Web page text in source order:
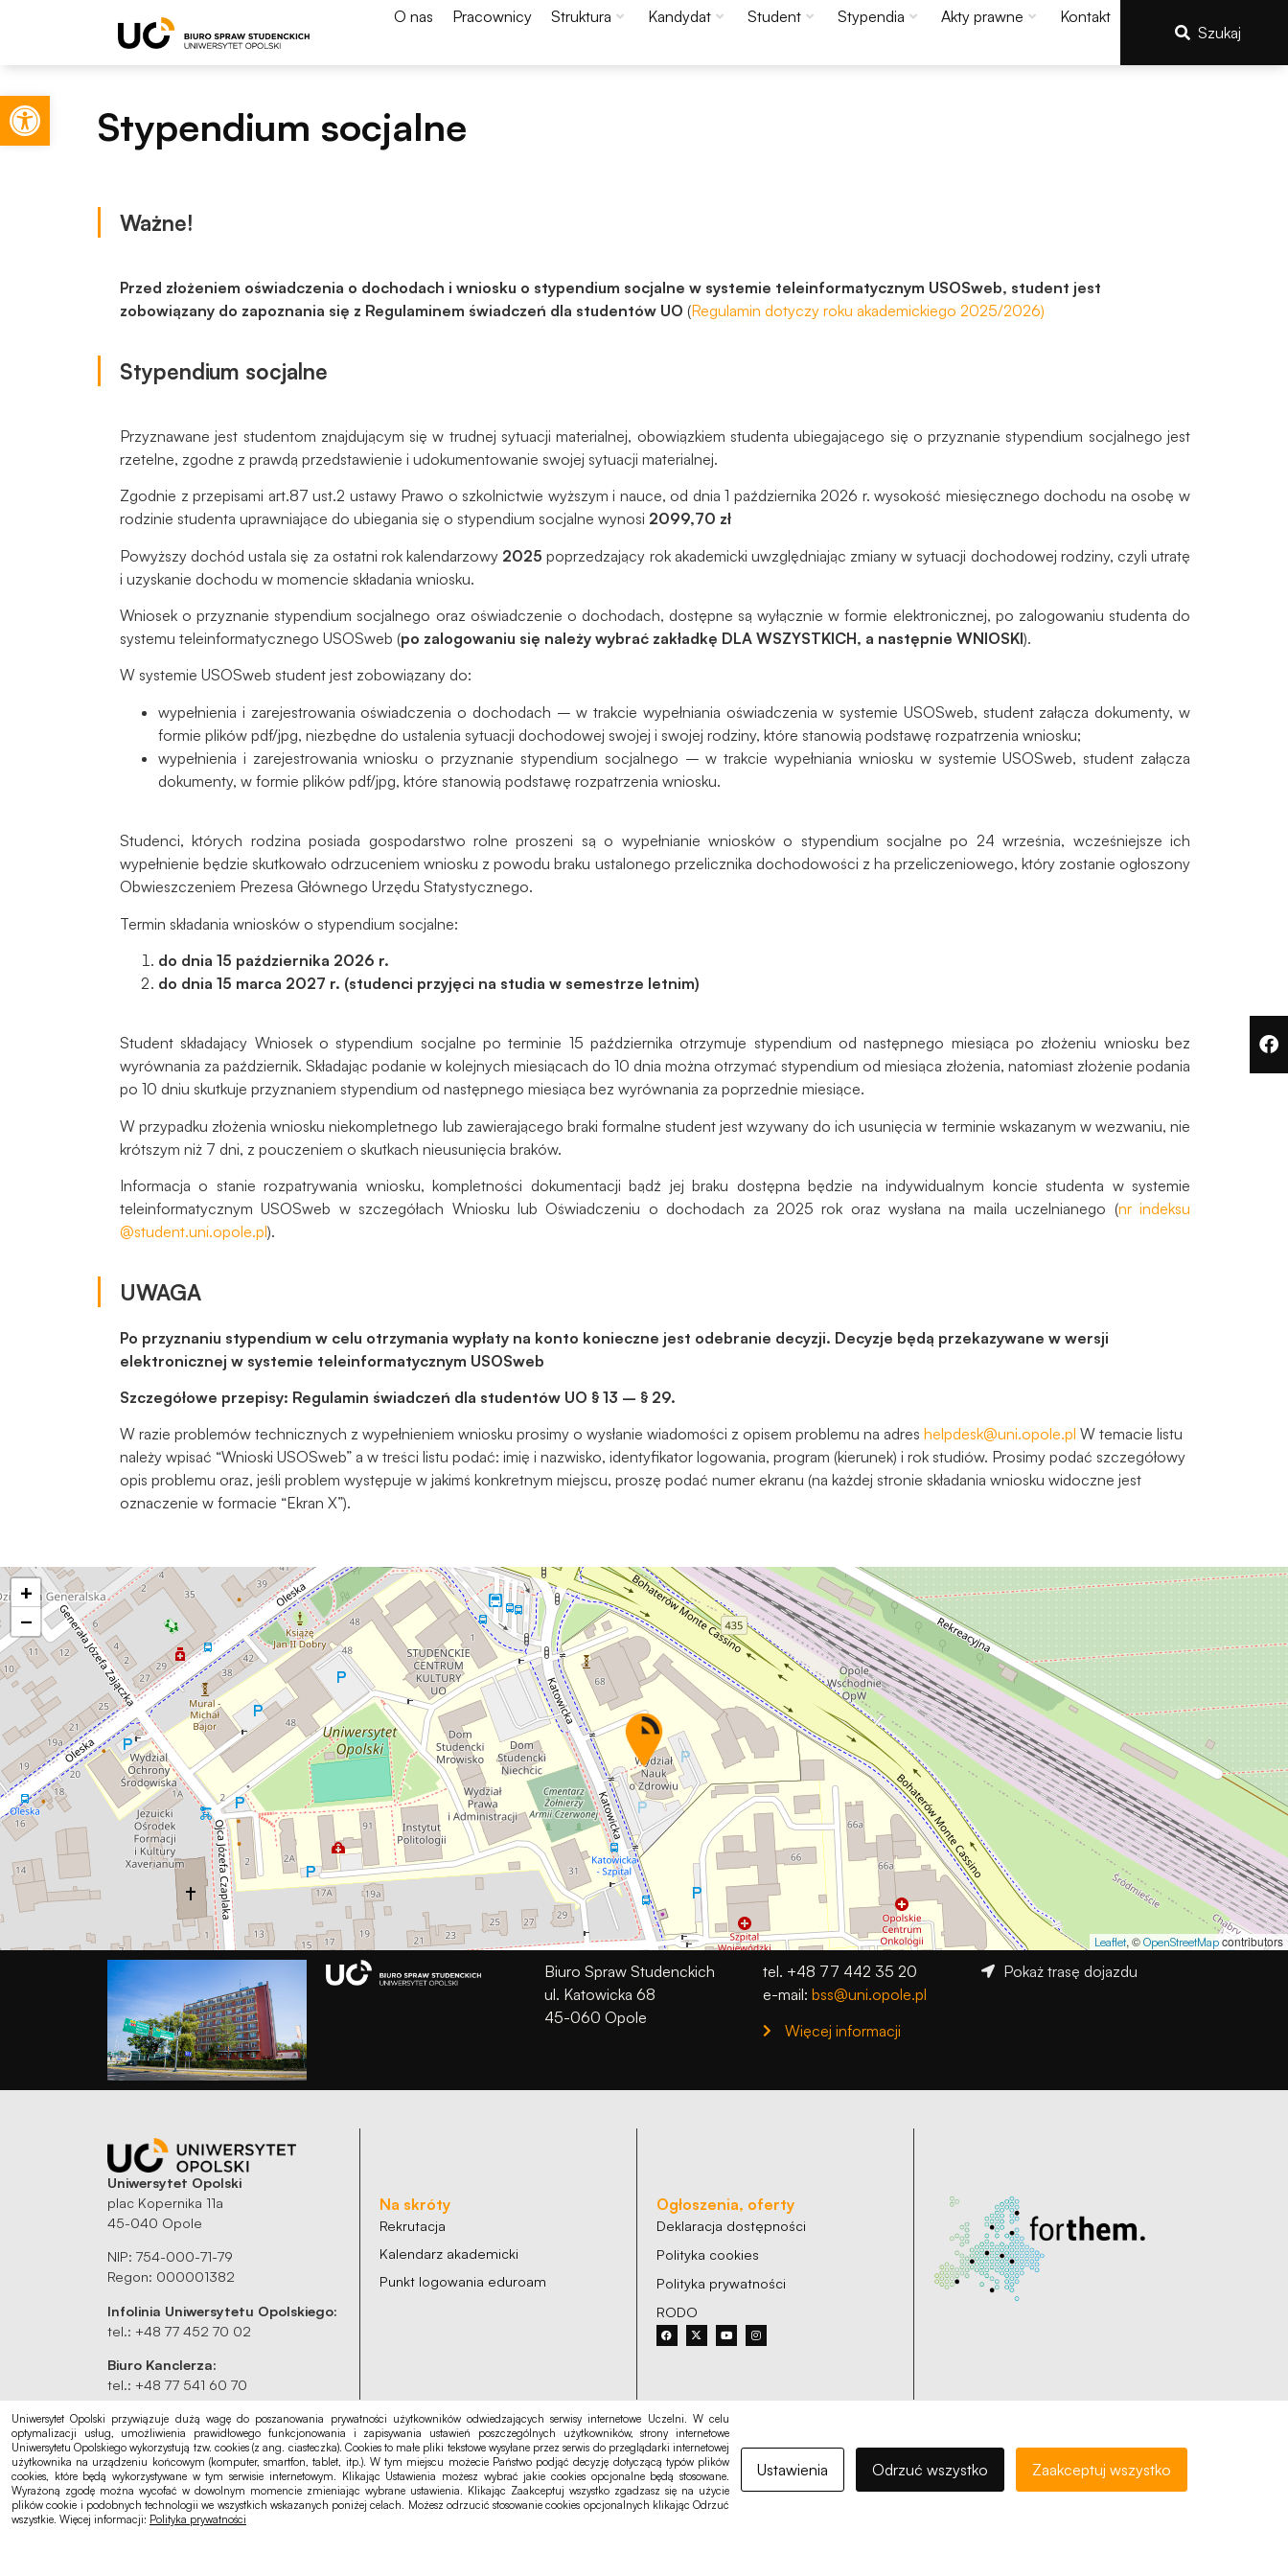
Otwórz pasek narzędzi
O nas Pracownicy Struktura Kandydat Student Stypendia Akty prawne
Kontakt
Szukaj
Stypendium socjalne
Ważne!
Przed złożeniem oświadczenia o dochodach i wniosku o stypendium socjalne w systemie teleinformatycznym USOSweb, student jest
zobowiązany do zapoznania się z Regulaminem świadczeń dla studentów UO (Regulamin dotyczy roku akademickiego 2025/2026)
Stypendium socjalne
Przyznawane jest studentom znajdującym się w trudnej sytuacji materialnej, obowiązkiem studenta ubiegającego się o przyznanie stypendium socjalnego jest
rzetelne, zgodne z prawdą przedstawienie i udokumentowanie swojej sytuacji materialnej.
Zgodnie z przepisami art.87 ust.2 ustawy Prawo o szkolnictwie wyższym i nauce, od dnia 1 października 2026 r. wysokość miesięcznego dochodu na osobę w
rodzinie studenta uprawniające do ubiegania się o stypendium socjalne wynosi 2099,70 zł
Powyższy dochód ustala się za ostatni rok kalendarzowy 2025 poprzedzający rok akademicki uwzględniając zmiany w sytuacji dochodowej rodziny, czyli utratę
i uzyskanie dochodu w momencie składania wniosku.
Wniosek o przyznanie stypendium socjalnego oraz oświadczenie o dochodach, dostępne są wyłącznie w formie elektronicznej, po zalogowaniu studenta do
systemu teleinformatycznego USOSweb (po zalogowaniu się należy wybrać zakładkę DLA WSZYSTKICH, a następnie WNIOSKI).
W systemie USOSweb student jest zobowiązany do:
wypełnienia i zarejestrowania oświadczenia o dochodach – w trakcie wypełniania oświadczenia w systemie USOSweb, student załącza dokumenty, w
formie plików pdf/jpg, niezbędne do ustalenia sytuacji dochodowej swojej i swojej rodziny, które stanowią podstawę rozpatrzenia wniosku;
wypełnienia i zarejestrowania wniosku o przyznanie stypendium socjalnego – w trakcie wypełniania wniosku w systemie USOSweb, student załącza
dokumenty, w formie plików pdf/jpg, które stanowią podstawę rozpatrzenia wniosku.
Studenci, których rodzina posiada gospodarstwo rolne proszeni są o wypełnianie wniosków o stypendium socjalne po 24 września, wcześniejsze ich
wypełnienie będzie skutkowało odrzuceniem wniosku z powodu braku ustalonego przelicznika dochodowości z ha przeliczeniowego, który zostanie ogłoszony
Obwieszczeniem Prezesa Głównego Urzędu Statystycznego.
Termin składania wniosków o stypendium socjalne:
do dnia 15 października 2026 r.
do dnia 15 marca 2027 r. (studenci przyjęci na studia w semestrze letnim)
Student składający Wniosek o stypendium socjalne po terminie 15 października otrzymuje stypendium od następnego miesiąca po złożeniu wniosku bez
wyrównania za październik. Składając podanie w kolejnych miesiącach do 10 dnia można otrzymać stypendium od miesiąca złożenia, natomiast złożenie podania
po 10 dniu skutkuje przyznaniem stypendium od następnego miesiąca bez wyrównania za poprzednie miesiące.
W przypadku złożenia wniosku niekompletnego lub zawierającego braki formalne student jest wzywany do ich usunięcia w terminie wskazanym w wezwaniu, nie
krótszym niż 7 dni, z pouczeniem o skutkach nieusunięcia braków.
Informacja o stanie rozpatrywania wniosku, kompletności dokumentacji bądź jej braku dostępna będzie na indywidualnym koncie studenta w systemie
teleinformatycznym USOSweb w szczegółach Wniosku lub Oświadczeniu o dochodach za 2025 rok oraz wysłana na maila uczelnianego (nr indeksu
@student.uni.opole.pl).
UWAGA
Po przyznaniu stypendium w celu otrzymania wypłaty na konto konieczne jest odebranie decyzji. Decyzje będą przekazywane w wersji
elektronicznej w systemie teleinformatycznym USOSweb
Szczegółowe przepisy: Regulamin świadczeń dla studentów UO § 13 – § 29.
W razie problemów technicznych z wypełnieniem wniosku prosimy o wysłanie wiadomości z opisem problemu na adres helpdesk@uni.opole.pl W temacie listu
należy wpisać “Wnioski USOSweb” a w treści listu podać: imię i nazwisko, identyfikator logowania, program (kierunek) i rok studiów. Prosimy podać szczegółowy
opis problemu oraz, jeśli problem występuje w jakimś konkretnym miejscu, proszę podać numer ekranu (na każdej stronie składania wniosku widoczne jest
oznaczenie w formacie “Ekran X”).
+
−
Leaflet, © OpenStreetMap contributors
Biuro Spraw Studenckich
ul. Katowicka 68
45-060 Opole
tel. +48 77 442 35 20
e-mail: bss@uni.opole.pl
Więcej informacji
Pokaż trasę dojazdu
Uniwersytet Opolski
plac Kopernika 11a
45-040 Opole
NIP: 754-000-71-79
Regon: 000001382
Infolinia Uniwersytetu Opolskiego:
tel.: +48 77 452 70 02
Biuro Kanclerza:
tel.: +48 77 541 60 70
sekretariat@uni.opole.pl
Na skróty
Rekrutacja
Kalendarz akademicki
Punkt logowania eduroam
Ogłoszenia, oferty
Deklaracja dostępności
Polityka cookies
Polityka prywatności
RODO
Uniwersytet Opolski przywiązuje dużą wagę do poszanowania prywatności użytkowników odwiedzających serwisy internetowe Uczelni. W celu
optymalizacji usług, umożliwienia prawidłowego funkcjonowania i zapisywania ustawień poszczególnych użytkowników, strony internetowe
Uniwersytetu Opolskiego wykorzystują tzw. cookies (z ang. ciasteczka). Cookies to małe pliki tekstowe wysyłane przez serwis do przeglądarki internetowej
użytkownika na urządzeniu końcowym (komputer, smartfon, tablet, itp.). W tym miejscu możecie Państwo podjąć decyzję dotyczącą typów plików
cookies, które będą wykorzystywane w tym serwisie internetowym. Klikając Ustawienia możesz wybrać jakie cookies opcjonalne będą stosowane.
Wyrażoną zgodę można wycofać w dowolnym momencie zmieniając wybrane ustawienia. Klikając Zaakceptuj wszystko zgadzasz się na użycie
plików cookie i podobnych technologii we wszystkich wskazanych poniżej celach. Możesz odrzucić stosowanie cookies opcjonalnych klikając Odrzuć
wszystkie. Więcej informacji: Polityka prywatności
Ustawienia Odrzuć wszystko Zaakceptuj wszystko
do
funkcjonowania
internetowej.
Statystyka
poprawić
funkcjonalność
i strukturę
na podstawie
tego, jak
strona jest
używana.
Doświadczenie
Aby nasza
twojego
Jeśli odrzucisz
te pliki cookie,
niektóre funkcje
znikną ze strony
internetowej.
Marketing
Udostępniając
strony, zwiększasz